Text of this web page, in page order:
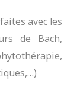
avec les
de Bach,